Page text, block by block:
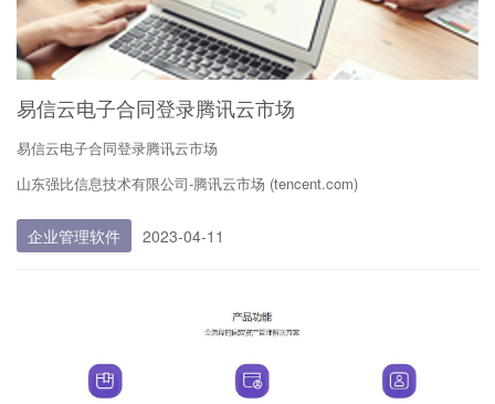
易信云电子合同登录腾讯云市场
易信云电子合同登录腾讯云市场
山东强比信息技术有限公司-腾讯云市场 (tencent.com)
企业管理软件 2023-04-11